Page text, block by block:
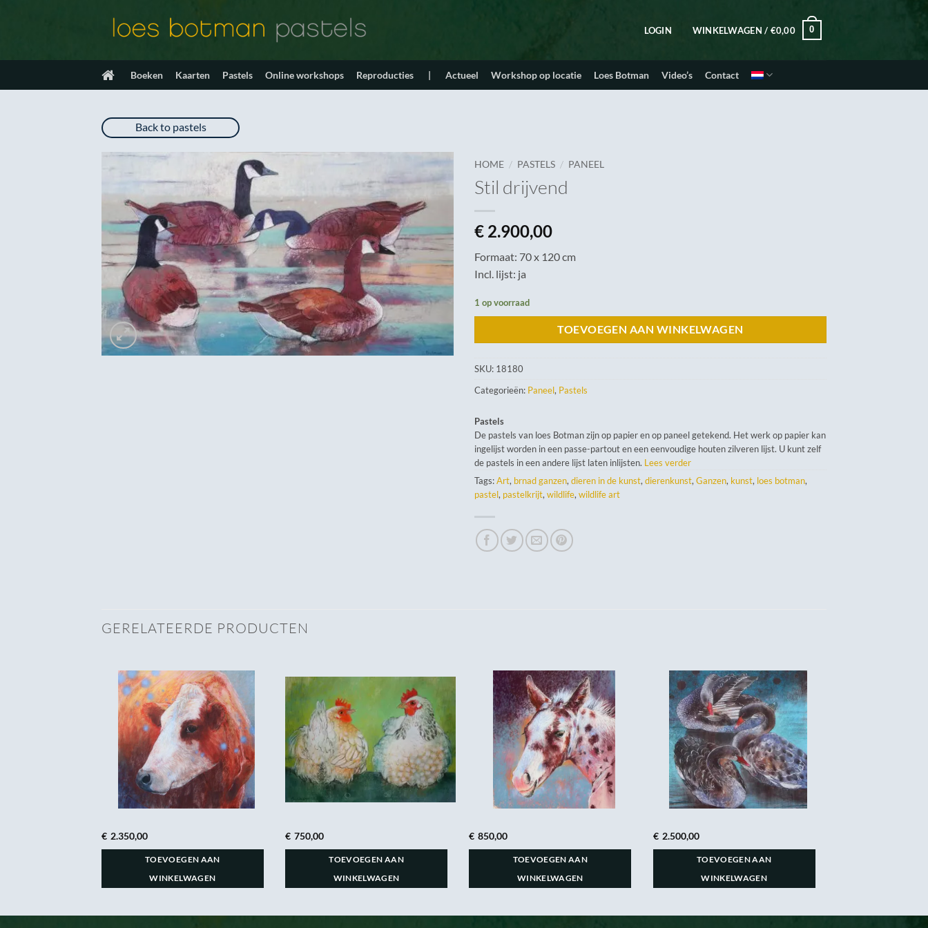
LOGIN WINKELWAGEN / €0,00 0
Boeken Kaarten Pastels Online workshops Reproducties | Actueel Workshop op locatie Loes Botman Video’s Contact
Back to pastels
HOME / PASTELS / PANEEL
Stil drijvend
€ 2.900,00
Formaat: 70 x 120 cm
Incl. lijst: ja
1 op voorraad
TOEVOEGEN AAN WINKELWAGEN
SKU: 18180
Categorieën: Paneel, Pastels
Pastels
De pastels van loes Botman zijn op papier en op paneel getekend. Het werk op papier kan
ingelijst worden in een passe-partout en een eenvoudige houten zilveren lijst. U kunt zelf
de pastels in een andere lijst laten inlijsten. Lees verder
Tags:Art, brnad ganzen, dieren in de kunst, dierenkunst, Ganzen, kunst, loes botman,
pastel, pastelkrijt, wildlife, wildlife art
GERELATEERDE PRODUCTEN
€ 2.350,00
TOEVOEGEN AAN
WINKELWAGEN
€ 750,00
TOEVOEGEN AAN
WINKELWAGEN
€ 850,00
TOEVOEGEN AAN
WINKELWAGEN
€ 2.500,00
TOEVOEGEN AAN
WINKELWAGEN